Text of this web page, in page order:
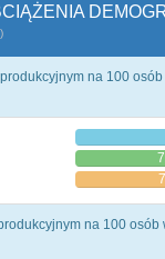
na 100
na 100 osób